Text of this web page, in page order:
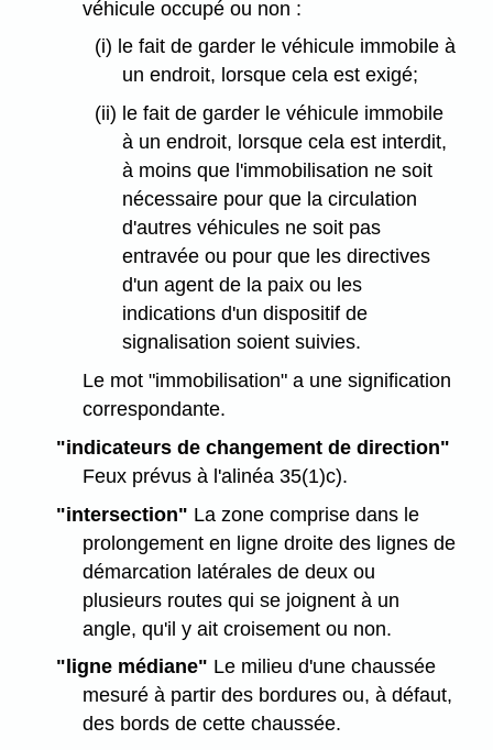
véhicule occupé ou non :
(i) le fait de garder le véhicule immobile à
un endroit, lorsque cela est exigé;
(ii) le fait de garder le véhicule immobile
à un endroit, lorsque cela est interdit,
à moins que l'immobilisation ne soit
nécessaire pour que la circulation
d'autres véhicules ne soit pas
entravée ou pour que les directives
d'un agent de la paix ou les
indications d'un dispositif de
signalisation soient suivies.
Le mot "immobilisation" a une signification
correspondante.
"indicateurs de changement de direction"
Feux prévus à l'alinéa 35(1)c).
"intersection" La zone comprise dans le
prolongement en ligne droite des lignes de
démarcation latérales de deux ou
plusieurs routes qui se joignent à un
angle, qu'il y ait croisement ou non.
"ligne médiane" Le milieu d'une chaussée
mesuré à partir des bordures ou, à défaut,
des bords de cette chaussée.